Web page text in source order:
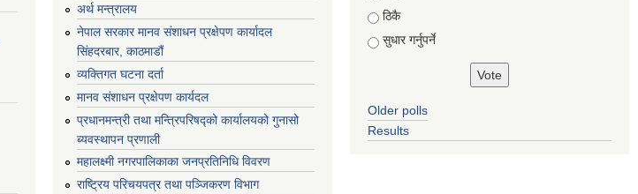
अर्थ मन्त्रालय
नेपाल सरकार मानव संशाधन प्रक्षेपण कार्यादल
सिंहदरबार, काठमाडौं
व्यक्तिगत घटना दर्ता
मानव संशाधन प्रक्षेपण कार्यदल
प्रधानमन्त्री तथा मन्त्रिपरिषद्को कार्यालयको गुनासो
ब्यवस्थापन प्रणाली
महालक्ष्मी नगरपालिकाका जनप्रतिनिधि विवरण
राष्ट्रिय परिचयपत्र तथा पञ्जिकरण विभाग
ठिकै
सुधार गर्नुपर्ने
Older polls
Results